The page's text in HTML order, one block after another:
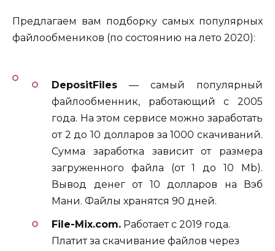
Предлагаем вам подборку самых популярных
файлообмеников (по состоянию на лето 2020):
DepositFiles — самый популярный
файлообменник, работающий с 2005
года. На этом сервисе можно заработать
от 2 до 10 долларов за 1000 скачиваний.
Сумма заработка зависит от размера
загруженного файла (от 1 до 10 Mb).
Вывод денег от 10 долларов на Вэб
Мани. Файлы хранятся 90 дней.
File-Mix.com. Работает с 2019 года.
Платит за скачивание файлов через